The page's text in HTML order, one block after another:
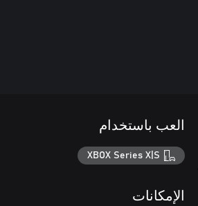
العب باستخدام
XBOX Series X|S
الإمكانات